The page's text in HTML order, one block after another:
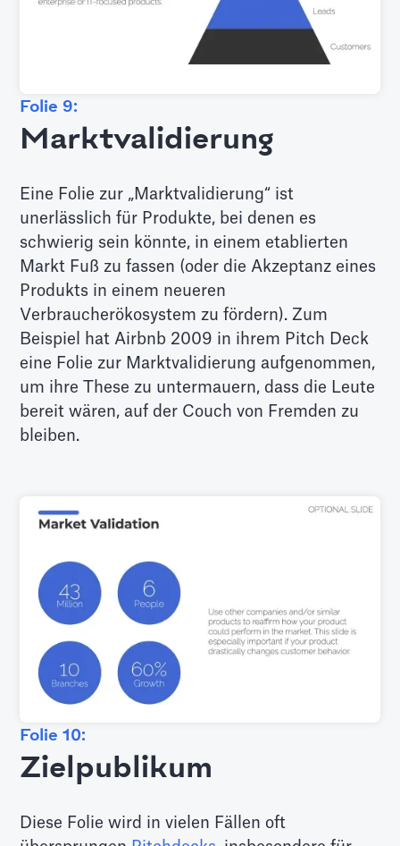
Folie 9:
Marktvalidierung
Eine Folie zur „Marktvalidierung“ ist
unerlässlich für Produkte, bei denen es
schwierig sein könnte, in einem etablierten
Markt Fuß zu fassen (oder die Akzeptanz eines
Produkts in einem neueren
Verbraucherökosystem zu fördern). Zum
Beispiel hat Airbnb 2009 in ihrem Pitch Deck
eine Folie zur Marktvalidierung aufgenommen,
um ihre These zu untermauern, dass die Leute
bereit wären, auf der Couch von Fremden zu
bleiben.
Folie 10:
Zielpublikum
Diese Folie wird in vielen Fällen oft